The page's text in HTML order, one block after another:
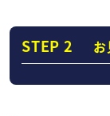
STEP 2